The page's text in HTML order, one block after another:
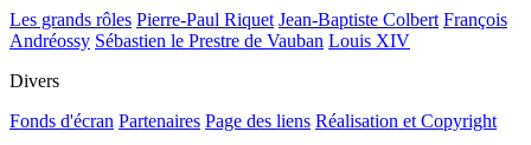
Les grands rôles Pierre-Paul Riquet Jean-Baptiste Colbert François
Andréossy Sébastien le Prestre de Vauban Louis XIV
Divers
Fonds d'écran Partenaires Page des liens Réalisation et Copyright